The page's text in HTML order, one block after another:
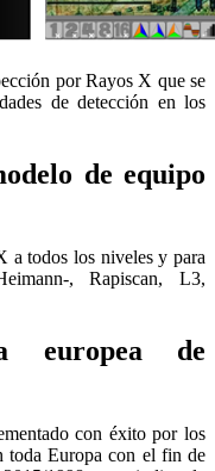
por Rayos X que se
de detección en los
de equipo
a todos los niveles y para
, Rapiscan, L3,
europea de
con éxito por los
toda Europa con el fin de